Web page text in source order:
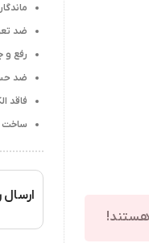
ماندگاری 24
ضد
رفع و
ضد
فاقد
ساخت
ارسال